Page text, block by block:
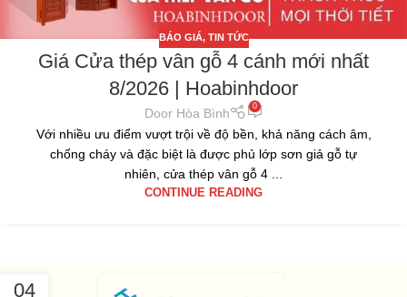
BÁO GIÁ, TIN TỨC
Giá Cửa thép vân gỗ 4 cánh mới nhất
8/2026 | Hoabinhdoor
Door Hòa Bình 0
Với nhiều ưu điểm vượt trội về độ bền, khả năng cách âm,
chống cháy và đặc biệt là được phủ lớp sơn giả gỗ tự
nhiên, cửa thép vân gỗ 4 ...
CONTINUE READING
04